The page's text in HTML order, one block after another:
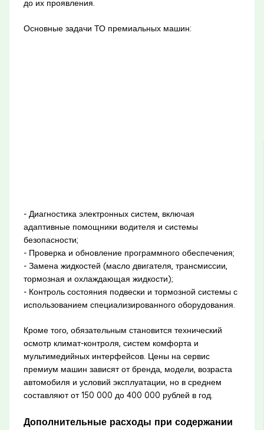
до их проявления.
Основные задачи ТО премиальных машин:
- Диагностика электронных систем, включая
адаптивные помощники водителя и системы
безопасности;
- Проверка и обновление программного обеспечения;
- Замена жидкостей (масло двигателя, трансмиссии,
тормозная и охлаждающая жидкости);
- Контроль состояния подвески и тормозной системы с
использованием специализированного оборудования.
Кроме того, обязательным становится технический
осмотр климат-контроля, систем комфорта и
мультимедийных интерфейсов. Цены на сервис
премиум машин зависят от бренда, модели, возраста
автомобиля и условий эксплуатации, но в среднем
составляют от 150 000 до 400 000 рублей в год.
Дополнительные расходы при содержании